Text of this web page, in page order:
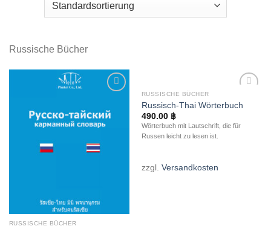
Russische Bücher
RUSSISCHE BÜCHER
Wunschliste
RUSSISCHE BÜCHER
Russisch-Thai Wörterbuch
490.00 ฿
Wörterbuch mit Lautschrift, die für
Russen leicht zu lesen ist.
zzgl. Versandkosten